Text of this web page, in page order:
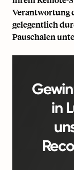
Verantwortung
gelegentlich
Pauschalen
in